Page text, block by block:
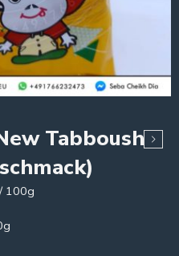
Tabboush
100g